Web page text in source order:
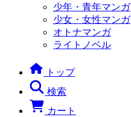
少年・青年マンガ
少女・女性マンガ
オトナマンガ
ライトノベル
トップ
検索
カート